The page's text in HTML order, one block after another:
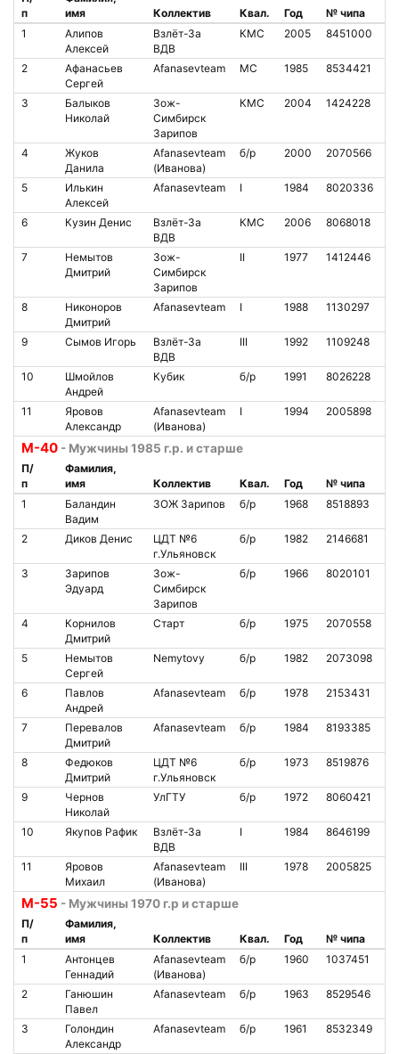
п
имя
Коллектив Квал. Год № чипа
1
Алипов
Алексей
Взлёт-За
ВДВ
КМС 2005 8451000
2
Афанасьев
Сергей
Afanasevteam МС 1985 8534421
3
Балыков
Николай
Зож-
Симбирск
Зарипов
КМС 2004 1424228
4
Жуков
Данила
Afanasevteam
(Иванова)
б/р 2000 2070566
5
Илькин
Алексей
Afanasevteam I 1984 8020336
6 Кузин Денис
Взлёт-За
ВДВ
КМС 2006 8068018
7
Немытов
Дмитрий
Зож-
Симбирск
Зарипов
II 1977 1412446
8
Никоноров
Дмитрий
Afanasevteam I 1988 1130297
9 Сымов Игорь
Взлёт-За
ВДВ
III 1992 1109248
10
Шмойлов
Андрей
Кубик б/р 1991 8026228
11
Яровов
Александр
Afanasevteam
(Иванова)
I 1994 2005898
М-40 - Мужчины 1985 г.р. и старше
П/
п
Фамилия,
имя
Коллектив Квал. Год № чипа
1
Баландин
Вадим
ЗОЖ Зарипов б/р 1968 8518893
2 Диков Денис
ЦДТ №6
г.Ульяновск
б/р 1982 2146681
3
Зарипов
Эдуард
Зож-
Симбирск
Зарипов
б/р 1966 8020101
4
Корнилов
Дмитрий
Старт б/р 1975 2070558
5
Немытов
Сергей
Nemytovy б/р 1982 2073098
6
Павлов
Андрей
Afanasevteam б/р 1978 2153431
7
Перевалов
Дмитрий
Afanasevteam б/р 1984 8193385
8
Федюков
Дмитрий
ЦДТ №6
г.Ульяновск
б/р 1973 8519876
9
Чернов
Николай
УлГТУ б/р 1972 8060421
10 Якупов Рафик
Взлёт-За
ВДВ
I 1984 8646199
11
Яровов
Михаил
Afanasevteam
(Иванова)
III 1978 2005825
М-55 - Мужчины 1970 г.р и старше
П/
п
Фамилия,
имя
Коллектив Квал. Год № чипа
1
Антонцев
Геннадий
Afanasevteam
(Иванова)
б/р 1960 1037451
2
Ганюшин
Павел
Afanasevteam б/р 1963 8529546
3
Голондин
Александр
Afanasevteam б/р 1961 8532349